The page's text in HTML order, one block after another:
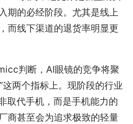
期的必经阶段。尤其是线上
而线下渠道的退货率明显更
判断，AI眼镜的竞争将聚
这两个指标上。现阶段的行业
取代手机，而是手机能力的
商甚至会为追求极致的轻量